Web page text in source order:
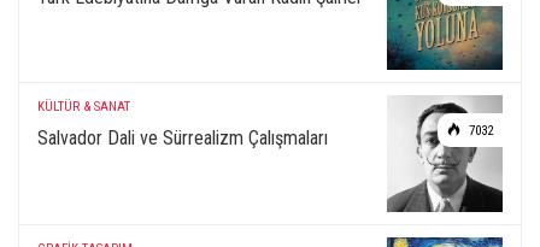
7032
KÜLTÜR & SANAT
Salvador Dali ve Sürrealizm Çalışmaları